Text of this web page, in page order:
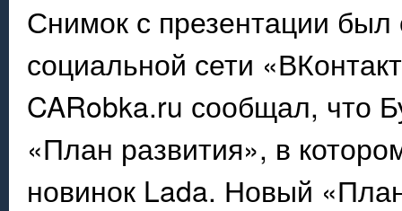
Снимок с презентации был
социальной сети
CARobka.ru сообщал, что
«План развития», в
новинок Lada. Новый